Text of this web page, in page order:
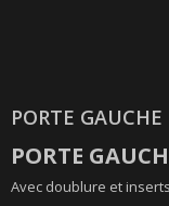
PORTE
PORTE
Avec doublure et